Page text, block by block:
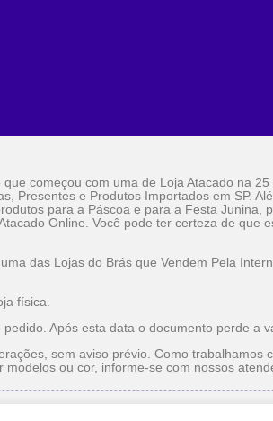
começou com uma de Loja Atacado na
Presentes e Produtos Importados em SP.
para a Páscoa e para a Festa
Online. Você pode ter certeza de
das Lojas do Brás que Vendem Pela
física.
Após esta data o documento perde a
sem aviso prévio. Como
ou cor, informe-se com nossos